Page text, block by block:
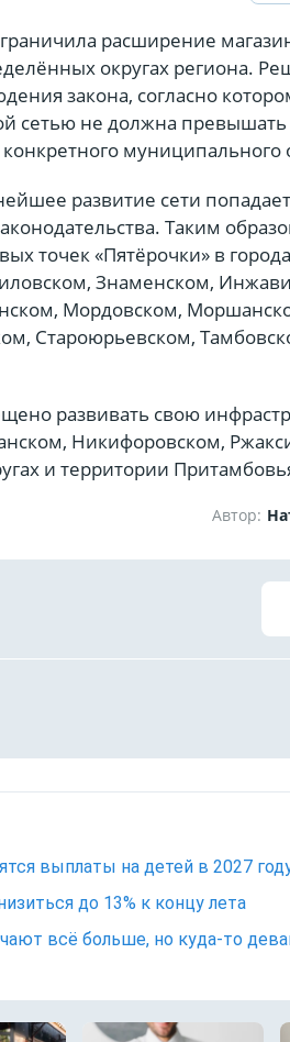
расширение
округах региона.
закона, согласно
сетью не должна превышать
муниципального
развитие сети
Таким
точек «Пятёрочки» в
Знаменском,
Мордовском,
Староюрьевском,
развивать свою
Никифоровском,
и территории
Автор:
выплаты на детей в 2027
до 13% к концу лета
всё больше, но куда-то